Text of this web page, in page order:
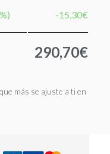
-15,30€
290,70€
más se ajuste a ti en